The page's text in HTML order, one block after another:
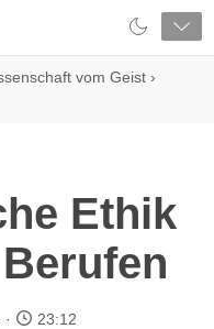
vom Geist ›
Ethik
23:12